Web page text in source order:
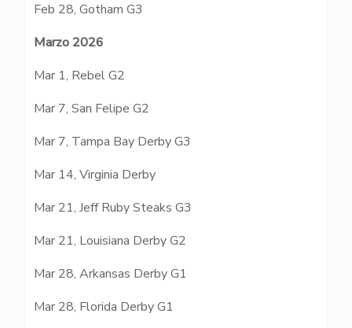
Feb 28, Gotham G3
Marzo 2026
Mar 1, Rebel G2
Mar 7, San Felipe G2
Mar 7, Tampa Bay Derby G3
Mar 14, Virginia Derby
Mar 21, Jeff Ruby Steaks G3
Mar 21, Louisiana Derby G2
Mar 28, Arkansas Derby G1
Mar 28, Florida Derby G1